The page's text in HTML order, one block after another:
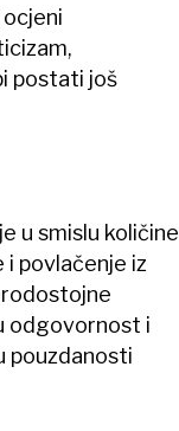
postati još
u smislu količine
povlačenje iz
odgovornost i
pouzdanosti